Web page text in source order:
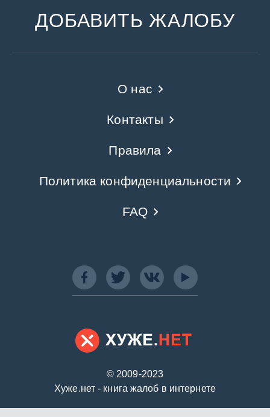
ДОБАВИТЬ ЖАЛОБУ
© 2009-2023
Хуже.нет - книга жалоб в интернете
О нас
Контакты
Правила
Политика конфиденциальности
FAQ